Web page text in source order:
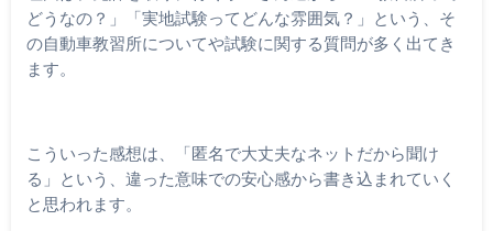
どうなの？」「実地試験ってどんな雰囲気？」という、そ
の自動車教習所についてや試験に関する質問が多く出てき
ます。
こういった感想は、「匿名で大丈夫なネットだから聞け
る」という、違った意味での安心感から書き込まれていく
と思われます。